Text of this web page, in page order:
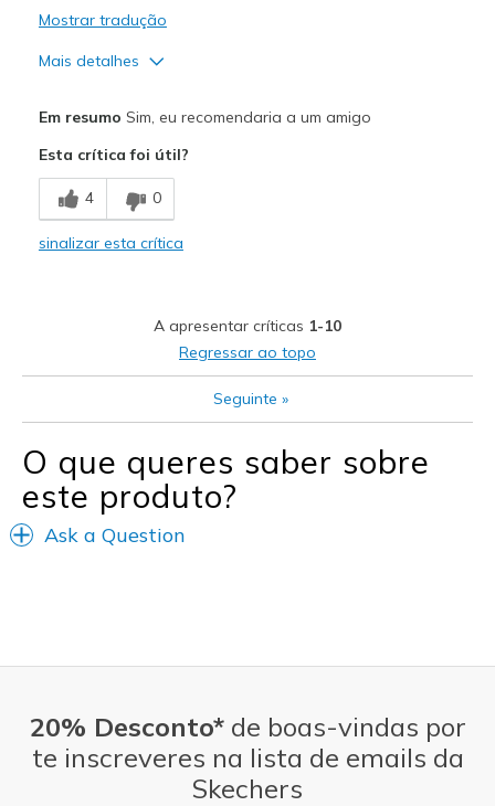
Mostrar tradução
Mais detalhes
Comfortable
Durable
Slip a bit, I have narrow heels
Casual Wear
Church
Going Out
Sizing
Feels half size too big
Em resumo Sim, eu recomendaria a um amigo
Esta crítica foi útil?
4 0
sinalizar esta crítica
A apresentar críticas 1-10
Regressar ao topo
Seguinte »
O que queres saber sobre
este produto?
Ask a Question
20% Desconto*de boas-vindas por
te inscreveres na lista de emails da
Skechers